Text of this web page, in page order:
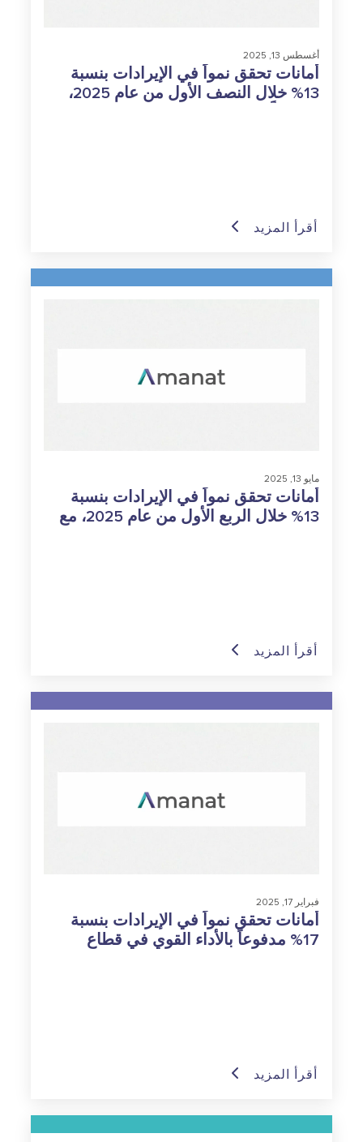
أغسطس 13, 2025
أمانات تحقق نمواً في الإيرادات بنسبة
13% خلال النصف الأول من عام 2025،
أقرأ المزيد
مايو 13, 2025
أمانات تحقق نمواً في الإيرادات بنسبة
13% خلال الربع الأول من عام 2025، مع
أقرأ المزيد
فبراير 17, 2025
أمانات تحقق نمواً في الإيرادات بنسبة
17% مدفوعاً بالأداء القوي في قطاع
أقرأ المزيد